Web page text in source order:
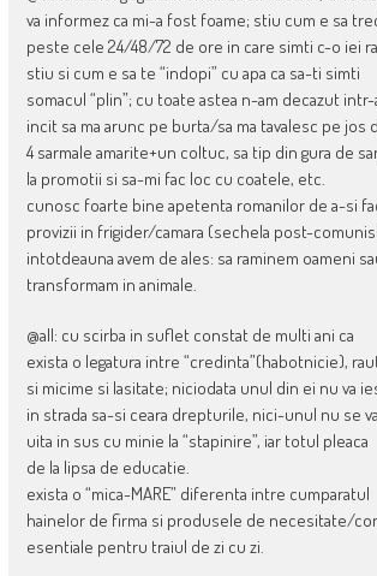
va informez ca mi-a fost foame; stiu cum e sa
peste cele 24/48/72 de ore in care simti c-o iei
stiu si cum e sa te “indopi” cu apa ca sa-ti simti
somacul “plin”; cu toate astea n-am decazut
incit sa ma arunc pe burta/sa ma tavalesc pe jos
4 sarmale amarite+un coltuc, sa tip din gura de
la promotii si sa-mi fac loc cu coatele, etc.
cunosc foarte bine apetenta romanilor de a-si
provizii in frigider/camara (sechela post-
intotdeauna avem de ales: sa raminem oameni
transformam in animale.
@all: cu scirba in suflet constat de multi ani ca
exista o legatura intre “credinta”(habotnicie),
si micime si lasitate; niciodata unul din ei nu va
in strada sa-si ceara drepturile, nici-unul nu se va
uita in sus cu minie la “stapinire”, iar totul pleaca
de la lipsa de educatie.
exista o “mica-MARE” diferenta intre cumparatul
hainelor de firma si produsele de necesitate/
esentiale pentru traiul de zi cu zi.